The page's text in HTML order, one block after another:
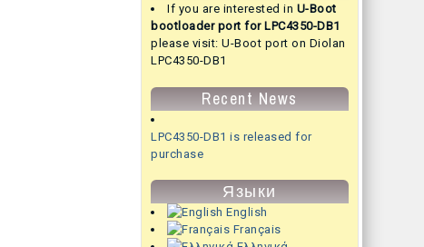
If you are interested in U-Boot
bootloader port for LPC4350-DB1
please visit: U-Boot port on Diolan
LPC4350-DB1
Recent News
LPC4350-DB1 is released for
purchase
Языки
English
Français